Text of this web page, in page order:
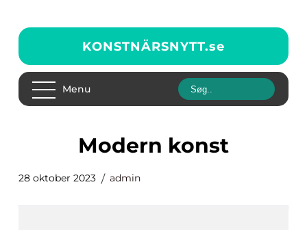
KONSTNÄRSNYTT.se
Menu
modern konst
28 oktober 2023 admin